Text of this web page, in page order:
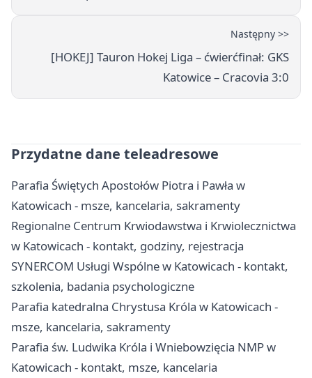
Następny >>
[HOKEJ] Tauron Hokej Liga – ćwierćfinał: GKS
Katowice – Cracovia 3:0
Przydatne dane teleadresowe
Parafia Świętych Apostołów Piotra i Pawła w
Katowicach - msze, kancelaria, sakramenty
Regionalne Centrum Krwiodawstwa i Krwiolecznictwa
w Katowicach - kontakt, godziny, rejestracja
SYNERCOM Usługi Wspólne w Katowicach - kontakt,
szkolenia, badania psychologiczne
Parafia katedralna Chrystusa Króla w Katowicach -
msze, kancelaria, sakramenty
Parafia św. Ludwika Króla i Wniebowzięcia NMP w
Katowicach - kontakt, msze, kancelaria